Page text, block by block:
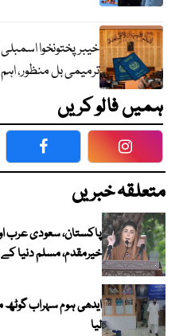
خیبرپختونخوا
ترمیمی بل منظور،
ہمیں فالو کریں
Facebook
متعلقہ خبریں
پاکستان، سعودی عرب
خیرمقدم، مسلم دنیا کے
ایدھی ہوم سہراب گوٹھ
لیا